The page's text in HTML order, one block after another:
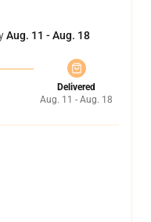
Aug. 11 - Aug. 18
Delivered
Aug. 11 - Aug. 18